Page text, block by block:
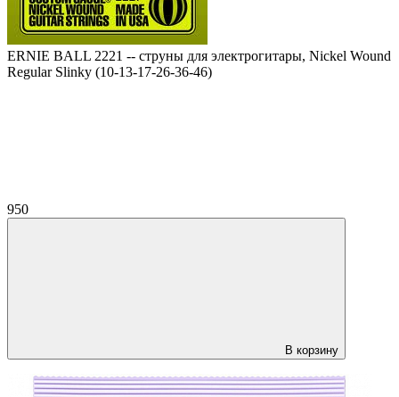
ERNIE BALL 2221 -- струны для электрогитары, Nickel Wound
Regular Slinky (10-13-17-26-36-46)
950
В корзину